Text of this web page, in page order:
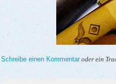
Schreibe einen Kommentaroder ein